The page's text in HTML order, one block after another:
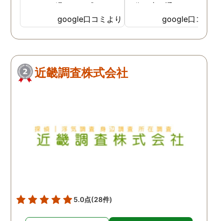
なんかも温かみを感じま
す。はじめからこちらにす
ればよかったです😢 …
google口コミより
3分程度で通いやすかっ
google口コミ
近畿調査株式会社
5.0点(28件)